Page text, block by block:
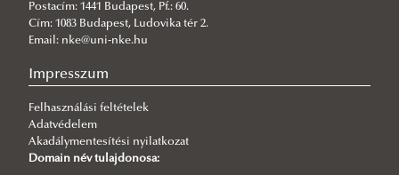
Postacím: 1441 Budapest, Pf.: 60.
Cím: 1083 Budapest, Ludovika tér 2.
Email: nke@uni-nke.hu
Impresszum
Felhasználási feltételek
Adatvédelem
Akadálymentesítési nyilatkozat
Domain név tulajdonosa: